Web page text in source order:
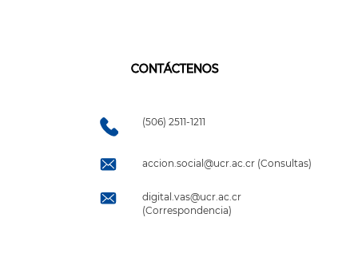
CONTÁCTENOS
(506) 2511-1211
accion.social@ucr.ac.cr (Consultas)
digital.vas@ucr.ac.cr
(Correspondencia)